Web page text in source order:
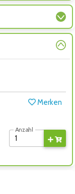
Merken
Anzahl